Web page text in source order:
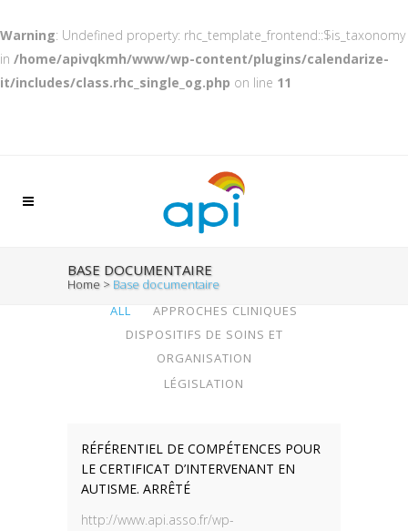
Warning: Undefined property: rhc_template_frontend::$is_taxonomy
in /home/apivqkmh/www/wp-content/plugins/calendarize-
it/includes/class.rhc_single_og.php on line 11
BASE DOCUMENTAIRE
Home > Base documentaire
ALL
APPROCHES CLINIQUES
DISPOSITIFS DE SOINS ET
ORGANISATION
LÉGISLATION
RÉFÉRENTIEL DE COMPÉTENCES POUR
LE CERTIFICAT D’INTERVENANT EN
AUTISME. ARRÊTÉ
http://www.api.asso.fr/wp-